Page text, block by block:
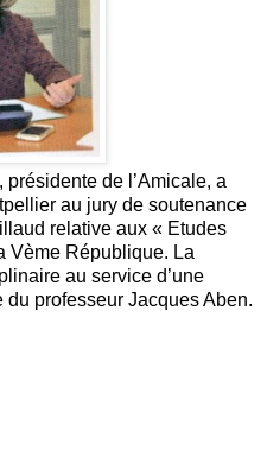
, présidente de l’Amicale, a
au jury de soutenance
relative aux « Etudes
Vème République. La
au service d’une
professeur Jacques Aben.